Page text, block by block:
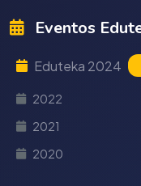
Eventos
Eduteka 2024
2022
2021
2020